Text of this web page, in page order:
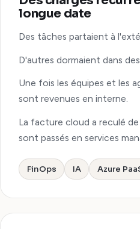
longue date
Des tâches partaient à
D'autres dormaient dans
Une fois les équipes et les
sont revenues en interne.
La facture cloud a reculé
sont passés en services
FinOps IA Azure